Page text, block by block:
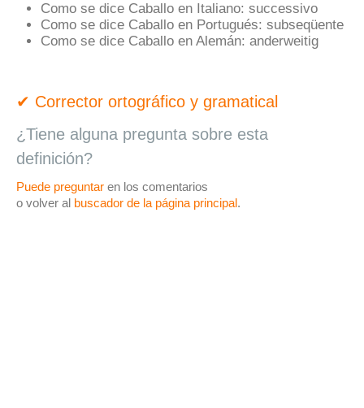
Como se dice Caballo en Italiano: successivo
Como se dice Caballo en Portugués: subseqüente
Como se dice Caballo en Alemán: anderweitig
✔ Corrector ortográfico y gramatical
¿Tiene alguna pregunta sobre esta
definición?
Puede preguntar en los comentarios
o volver al buscador de la página principal.